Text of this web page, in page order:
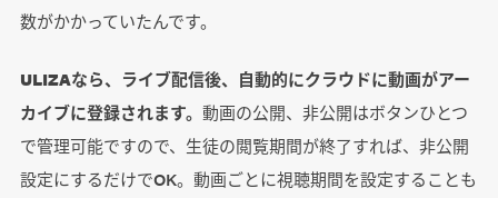
数がかかっていたんです。
ULIZAなら、ライブ配信後、自動的にクラウドに動画がアー
カイブに登録されます。 動画の公開、非公開はボタンひとつ
で管理可能ですので、生徒の閲覧期間が終了すれば、非公開
設定にするだけでOK。動画ごとに視聴期間を設定することも